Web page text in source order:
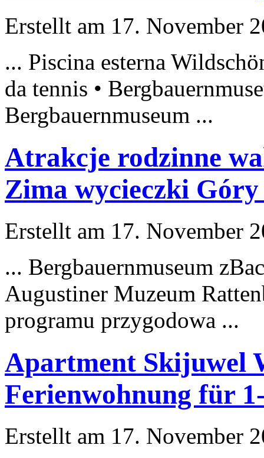
Erstellt am 17. November
... Piscina esterna
da tennis •
Bergbauernmuseum ...
Atrakcje rodzinne
Zima wycieczki
Erstellt am 17. November
... Bergbauernmuseum
Augustiner Muzeum
programu przygodowa ...
Apartment Skijuwel
Ferienwohnung für
Erstellt am 17. November